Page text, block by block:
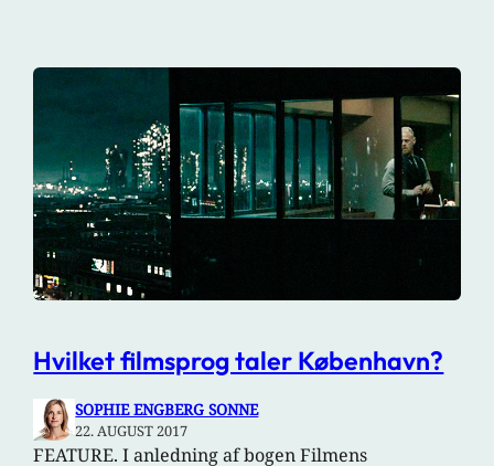
Hvilket filmsprog taler København?
SOPHIE ENGBERG SONNE
22. AUGUST 2017
FEATURE. I anledning af bogen Filmens